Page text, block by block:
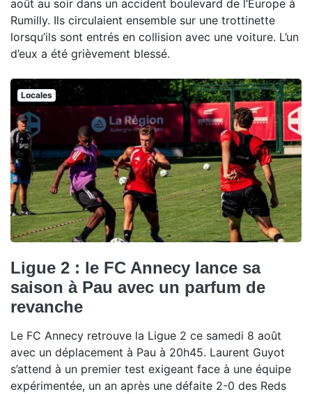
août au soir dans un accident boulevard de l’Europe à
Rumilly. Ils circulaient ensemble sur une trottinette
lorsqu’ils sont entrés en collision avec une voiture. L’un
d’eux a été grièvement blessé.
Locales
Ligue 2 : le FC Annecy lance sa
saison à Pau avec un parfum de
revanche
Le FC Annecy retrouve la Ligue 2 ce samedi 8 août
avec un déplacement à Pau à 20h45. Laurent Guyot
s’attend à un premier test exigeant face à une équipe
expérimentée, un an après une défaite 2-0 des Reds